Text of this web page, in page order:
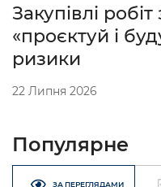
Закупівлі
«проєктуй і
ризики
22 Липня 2026
Популярне
ЗА ПЕРЕГЛЯДАМИ